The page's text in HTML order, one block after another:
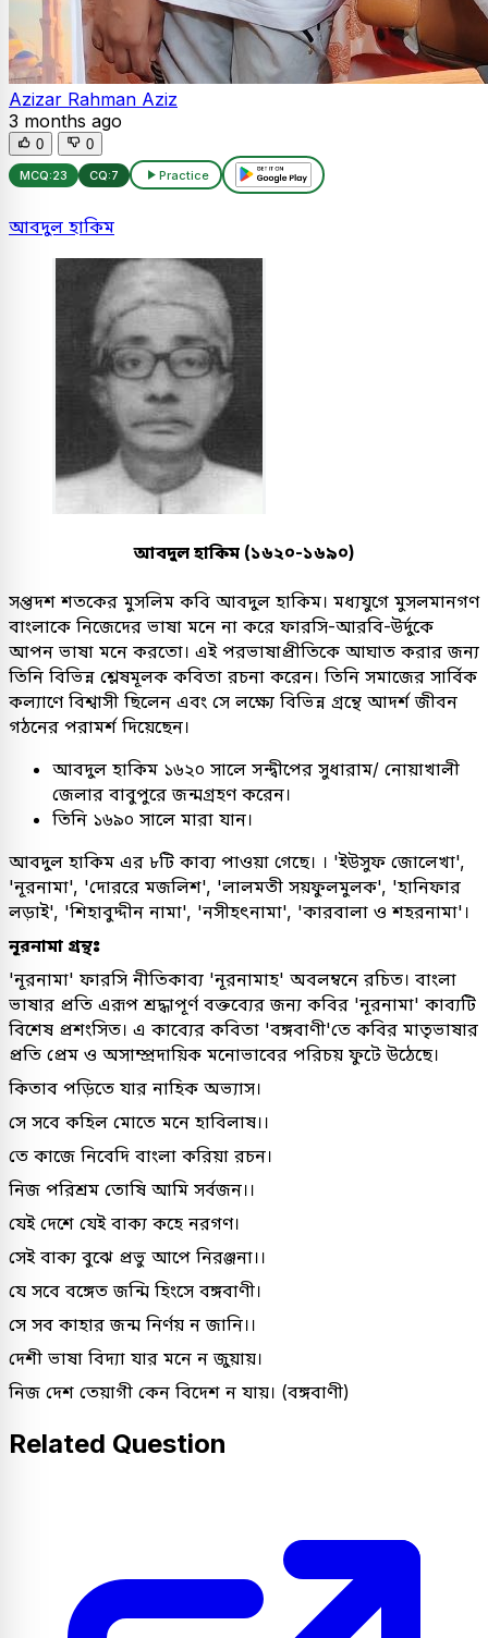
Azizar Rahman Aziz
3 months ago
0 0
MCQ:23 CQ:7 Practice
আবদুল হাকিম
আবদুল হাকিম (১৬২০-১৬৯০)
সপ্তদশ শতকের মুসলিম কবি আবদুল হাকিম। মধ্যযুগে মুসলমানগণ
বাংলাকে নিজেদের ভাষা মনে না করে ফারসি-আরবি-উর্দুকে
আপন ভাষা মনে করতো। এই পরভাষাপ্রীতিকে আঘাত করার জন্য
তিনি বিভিন্ন শ্লেষমূলক কবিতা রচনা করেন। তিনি সমাজের সার্বিক
কল্যাণে বিশ্বাসী ছিলেন এবং সে লক্ষ্যে বিভিন্ন গ্রন্থে আদর্শ জীবন
গঠনের পরামর্শ দিয়েছেন।
আবদুল হাকিম ১৬২০ সালে সন্দ্বীপের সুধারাম/ নোয়াখালী
জেলার বাবুপুরে জন্মগ্রহণ করেন।
তিনি ১৬৯০ সালে মারা যান।
আবদুল হাকিম এর ৮টি কাব্য পাওয়া গেছে। । 'ইউসুফ জোলেখা',
'নূরনামা', 'দোররে মজলিশ', 'লালমতী সয়ফুলমুলক', 'হানিফার
লড়াই', 'শিহাবুদ্দীন নামা', 'নসীহৎনামা', 'কারবালা ও শহরনামা'।
নূরনামা গ্রন্থঃ
'নূরনামা' ফারসি নীতিকাব্য 'নূরনামাহ' অবলম্বনে রচিত। বাংলা
ভাষার প্রতি এরূপ শ্রদ্ধাপূর্ণ বক্তব্যের জন্য কবির 'নূরনামা' কাব্যটি
বিশেষ প্রশংসিত। এ কাব্যের কবিতা 'বঙ্গবাণী'তে কবির মাতৃভাষার
প্রতি প্রেম ও অসাম্প্রদায়িক মনোভাবের পরিচয় ফুটে উঠেছে।
কিতাব পড়িতে যার নাহিক অভ্যাস।
সে সবে কহিল মোতে মনে হাবিলাষ।।
তে কাজে নিবেদি বাংলা করিয়া রচন।
নিজ পরিশ্রম তোষি আমি সর্বজন।।
যেই দেশে যেই বাক্য কহে নরগণ।
সেই বাক্য বুঝে প্রভু আপে নিরঞ্জনা।।
যে সবে বঙ্গেত জন্মি হিংসে বঙ্গবাণী।
সে সব কাহার জন্ম নির্ণয় ন জানি।।
দেশী ভাষা বিদ্যা যার মনে ন জুয়ায়।
নিজ দেশ তেয়াগী কেন বিদেশ ন যায়। (বঙ্গবাণী)
Related Question